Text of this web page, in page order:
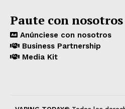
Paute con nosotros
Anúnciese con nosotros
Business Partnership
Media Kit